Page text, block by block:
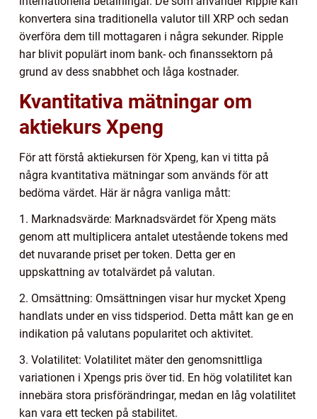
konvertera sina traditionella valutor till XRP och sedan
överföra dem till mottagaren i några sekunder. Ripple
har blivit populärt inom bank- och finanssektorn på
grund av dess snabbhet och låga kostnader.
Kvantitativa mätningar om
aktiekurs Xpeng
För att förstå aktiekursen för Xpeng, kan vi titta på
några kvantitativa mätningar som används för att
bedöma värdet. Här är några vanliga mått:
1. Marknadsvärde: Marknadsvärdet för Xpeng mäts
genom att multiplicera antalet utestående tokens med
det nuvarande priset per token. Detta ger en
uppskattning av totalvärdet på valutan.
2. Omsättning: Omsättningen visar hur mycket Xpeng
handlats under en viss tidsperiod. Detta mått kan ge en
indikation på valutans popularitet och aktivitet.
3. Volatilitet: Volatilitet mäter den genomsnittliga
variationen i Xpengs pris över tid. En hög volatilitet kan
innebära stora prisförändringar, medan en låg volatilitet
kan vara ett tecken på stabilitet.